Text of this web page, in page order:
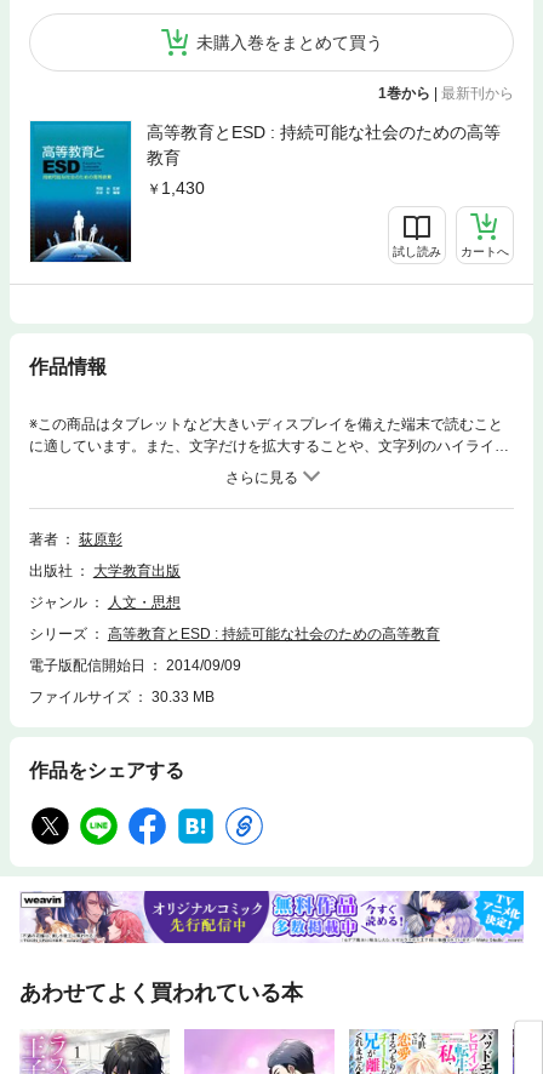
未購入巻をまとめて買う
1巻から | 最新刊から
高等教育とESD : 持続可能な社会のための高等
教育
1,430
試し読み カートへ
作品情報
※この商品はタブレットなど大きいディスプレイを備えた端末で読むこと
に適しています。また、文字だけを拡大することや、文字列のハイライ
ト、検索、辞書の参照、引用などの機能が使用できません。本書は、ヨー
ロッパ、中東、アジアの歴史的認識の文脈を踏まえながら、現代の高等教
育機関の組織的特徴を分析し、さらに組織による質の保証の問題と、その
解決手段を提示することを試みるものである。
著者
荻原彰
出版社
大学教育出版
ジャンル
人文・思想
シリーズ
高等教育とESD : 持続可能な社会のための高等教育
電子版配信開始日
2014/09/09
ファイルサイズ
30.33 MB
作品をシェアする
あわせてよく買われている本